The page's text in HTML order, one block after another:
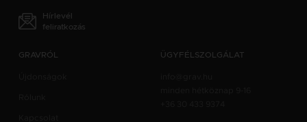
Hírlevél
feliratkozás
GRAVRÓL ÜGYFÉLSZOLGÁLAT